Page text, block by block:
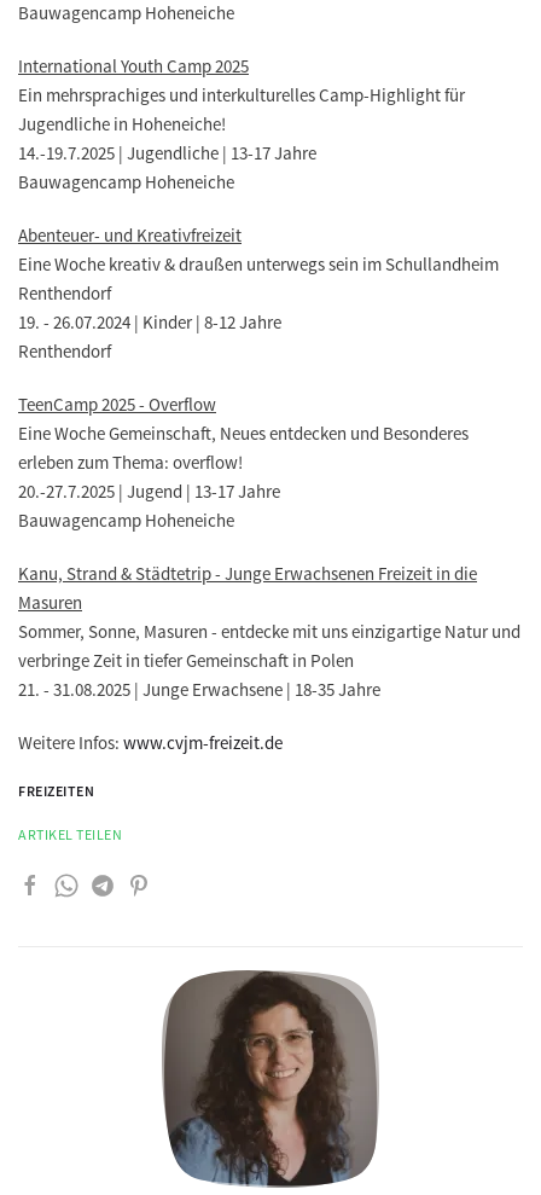
Bauwagencamp Hoheneiche
International Youth Camp 2025
Ein mehrsprachiges und interkulturelles Camp-Highlight für
Jugendliche in Hoheneiche!
14.-19.7.2025 | Jugendliche | 13-17 Jahre
Bauwagencamp Hoheneiche
Abenteuer- und Kreativfreizeit
Eine Woche kreativ & draußen unterwegs sein im Schullandheim
Renthendorf
19. - 26.07.2024 | Kinder | 8-12 Jahre
Renthendorf
TeenCamp 2025 - Overflow
Eine Woche Gemeinschaft, Neues entdecken und Besonderes
erleben zum Thema: overflow!
20.-27.7.2025 | Jugend | 13-17 Jahre
Bauwagencamp Hoheneiche
Kanu, Strand & Städtetrip - Junge Erwachsenen Freizeit in die
Masuren
Sommer, Sonne, Masuren - entdecke mit uns einzigartige Natur und
verbringe Zeit in tiefer Gemeinschaft in Polen
21. - 31.08.2025 | Junge Erwachsene | 18-35 Jahre
Weitere Infos: www.cvjm-freizeit.de
FREIZEITEN
ARTIKEL TEILEN